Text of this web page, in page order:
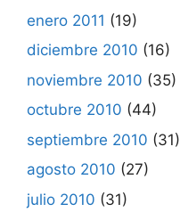
enero 2011 (19)
diciembre 2010 (16)
noviembre 2010 (35)
octubre 2010 (44)
septiembre 2010 (31)
agosto 2010 (27)
julio 2010 (31)